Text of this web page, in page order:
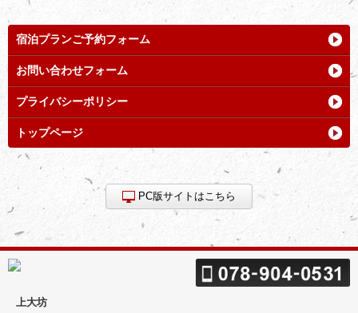
宿泊プランご予約フォーム
お問い合わせフォーム
プライバシーポリシー
トップページ
PC版サイトはこちら
上大坊